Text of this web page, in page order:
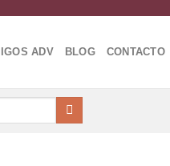
ADV BLOG CONTACTO